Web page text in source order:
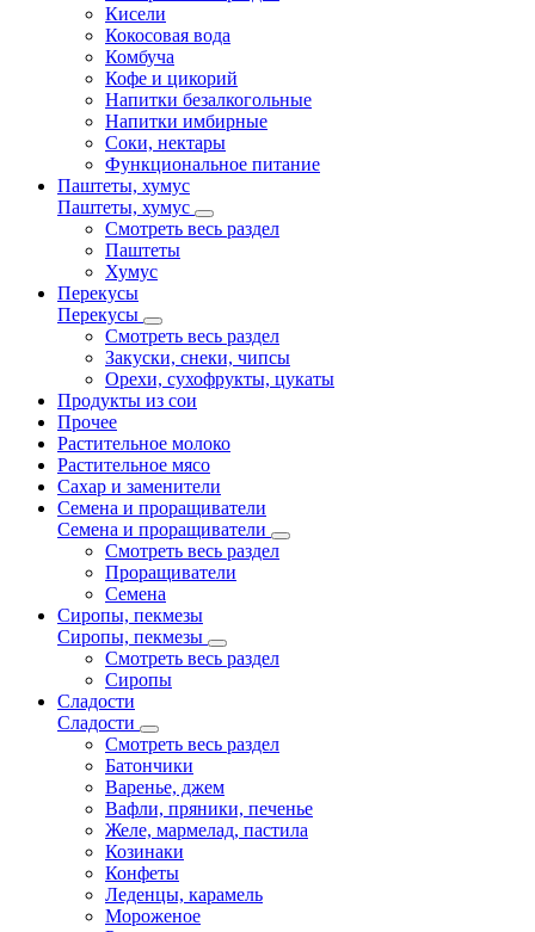
Кисели
Кокосовая вода
Комбуча
Кофе и цикорий
Напитки безалкогольные
Напитки имбирные
Соки, нектары
Функциональное питание
Паштеты, хумус
Паштеты, хумус
Смотреть весь раздел
Паштеты
Хумус
Перекусы
Перекусы
Смотреть весь раздел
Закуски, снеки, чипсы
Орехи, сухофрукты, цукаты
Продукты из сои
Прочее
Растительное молоко
Растительное мясо
Сахар и заменители
Семена и проращиватели
Семена и проращиватели
Смотреть весь раздел
Проращиватели
Семена
Сиропы, пекмезы
Сиропы, пекмезы
Смотреть весь раздел
Сиропы
Сладости
Сладости
Смотреть весь раздел
Батончики
Варенье, джем
Вафли, пряники, печенье
Желе, мармелад, пастила
Козинаки
Конфеты
Леденцы, карамель
Мороженое